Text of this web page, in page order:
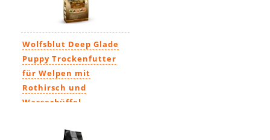
Wolfsblut Deep Glade
Puppy Trockenfutter
für Welpen mit
Rothirsch und
Wasserbüffel